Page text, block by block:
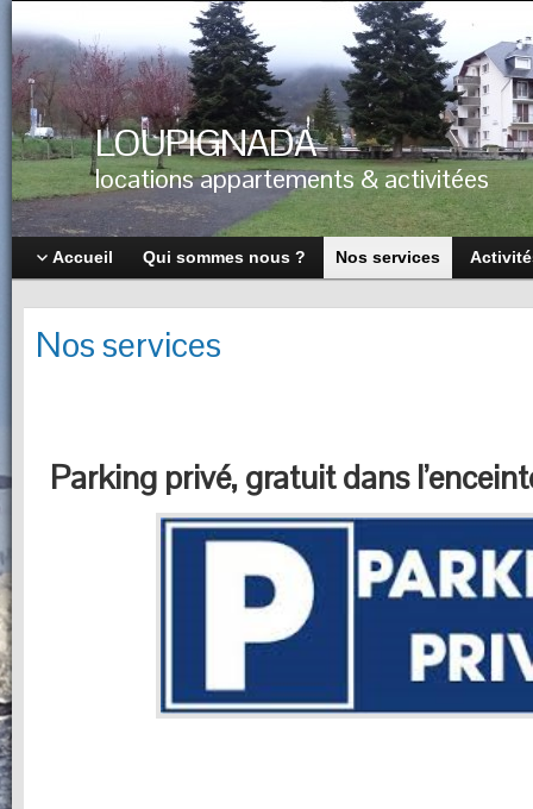
LOUPIGNADA
locations appartements & activitées
Accueil Qui sommes nous ? Nos services
Nos services
Parking privé, gratuit dans